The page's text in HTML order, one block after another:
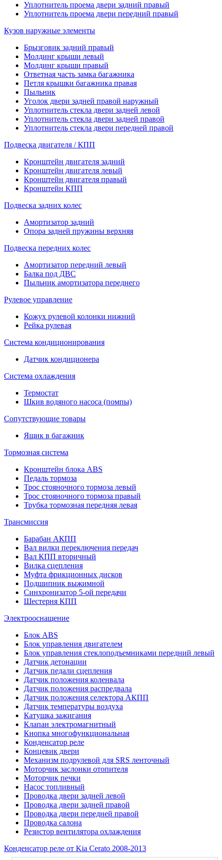
Уплотнитель проема двери задний правый
Уплотнитель проема двери передний правый
Кузов наружные элементы
Брызговик задний правый
Молдинг крыши левый
Молдинг крыши правый
Ответная часть замка багажника
Петля крышки багажника правая
Пыльник
Уголок двери задней правой наружный
Уплотнитель стекла двери задней левой
Уплотнитель стекла двери задней правой
Уплотнитель стекла двери передней правой
Подвеска двигателя / КПП
Кронштейн двигателя задний
Кронштейн двигателя левый
Кронштейн двигателя правый
Кронштейн КПП
Подвеска задних колес
Амортизатор задний
Опора задней пружины верхняя
Подвеска передних колес
Амортизатор передний левый
Балка под ДВС
Пыльник амортизатора переднего
Рулевое управление
Кожух рулевой колонки нижний
Рейка рулевая
Система кондиционирования
Датчик кондиционера
Система охлаждения
Термостат
Шкив водяного насоса (помпы)
Сопутствующие товары
Ящик в багажник
Тормозная система
Кронштейн блока ABS
Педаль тормоза
Трос стояночного тормоза левый
Трос стояночного тормоза правый
Трубка тормозная передняя левая
Трансмиссия
Барабан АКПП
Вал вилки переключения передач
Вал КПП вторичный
Вилка сцепления
Муфта фрикционных дисков
Подшипник выжимной
Синхронизатор 5-ой передачи
Шестерня КПП
Электрооснащение
Блок ABS
Блок управления двигателем
Блок управления стеклоподъемниками передний левый
Датчик детонации
Датчик педали сцепления
Датчик положения коленвала
Датчик положения распредвала
Датчик положения селектора АКПП
Датчик температуры воздуха
Катушка зажигания
Клапан электромагнитный
Кнопка многофункциональная
Конденсатор реле
Концевик двери
Механизм подрулевой для SRS ленточный
Моторчик заслонки отопителя
Моторчик печки
Насос топливный
Проводка двери задней левой
Проводка двери задней правой
Проводка двери передней правой
Проводка салона
Резистор вентилятора охлаждения
Конденсатор реле от Kia Cerato 2008-2013